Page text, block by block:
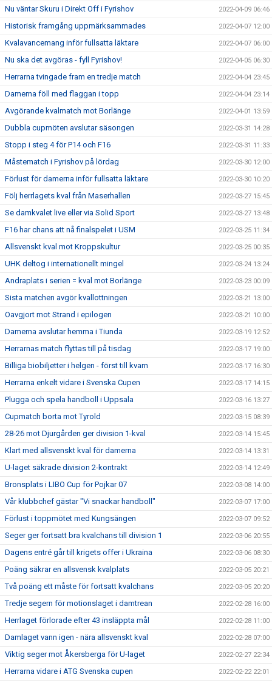
Nu väntar Skuru i Direkt Off i Fyrishov 2022-04-09 06:46
Historisk framgång uppmärksammades 2022-04-07 12:00
Kvalavancemang inför fullsatta läktare 2022-04-07 06:00
Nu ska det avgöras - fyll Fyrishov! 2022-04-05 06:30
Herrarna tvingade fram en tredje match 2022-04-04 23:45
Damerna föll med flaggan i topp 2022-04-04 23:14
Avgörande kvalmatch mot Borlänge 2022-04-01 13:59
Dubbla cupmöten avslutar säsongen 2022-03-31 14:28
Stopp i steg 4 för P14 och F16 2022-03-31 11:33
Måstematch i Fyrishov på lördag 2022-03-30 12:00
Förlust för damerna inför fullsatta läktare 2022-03-30 10:20
Följ herrlagets kval från Maserhallen 2022-03-27 15:45
Se damkvalet live eller via Solid Sport 2022-03-27 13:48
F16 har chans att nå finalspelet i USM 2022-03-25 11:34
Allsvenskt kval mot Kroppskultur 2022-03-25 00:35
UHK deltog i internationellt mingel 2022-03-24 13:24
Andraplats i serien = kval mot Borlänge 2022-03-23 00:09
Sista matchen avgör kvallottningen 2022-03-21 13:00
Oavgjort mot Strand i epilogen 2022-03-21 10:00
Damerna avslutar hemma i Tiunda 2022-03-19 12:52
Herrarnas match flyttas till på tisdag 2022-03-17 19:00
Billiga biobiljetter i helgen - först till kvarn 2022-03-17 16:30
Herrarna enkelt vidare i Svenska Cupen 2022-03-17 14:15
Plugga och spela handboll i Uppsala 2022-03-16 13:27
Cupmatch borta mot Tyrold 2022-03-15 08:39
28-26 mot Djurgården ger division 1-kval 2022-03-14 15:45
Klart med allsvenskt kval för damerna 2022-03-14 13:31
U-laget säkrade division 2-kontrakt 2022-03-14 12:49
Bronsplats i LIBO Cup för Pojkar 07 2022-03-08 14:00
Vår klubbchef gästar "Vi snackar handboll" 2022-03-07 17:00
Förlust i toppmötet med Kungsängen 2022-03-07 09:52
Seger ger fortsatt bra kvalchans till division 1 2022-03-06 20:55
Dagens entré går till krigets offer i Ukraina 2022-03-06 08:30
Poäng säkrar en allsvensk kvalplats 2022-03-05 20:21
Två poäng ett måste för fortsatt kvalchans 2022-03-05 20:20
Tredje segern för motionslaget i damtrean 2022-02-28 16:00
Herrlaget förlorade efter 43 insläppta mål 2022-02-28 11:00
Damlaget vann igen - nära allsvenskt kval 2022-02-28 07:00
Viktig seger mot Åkersberga för U-laget 2022-02-27 22:34
Herrarna vidare i ATG Svenska cupen 2022-02-22 22:01